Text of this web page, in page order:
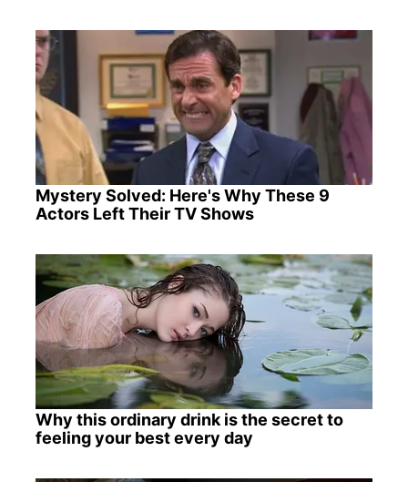
Mystery Solved: Here's Why These 9
Actors Left Their TV Shows
Why this ordinary drink is the secret to
feeling your best every day